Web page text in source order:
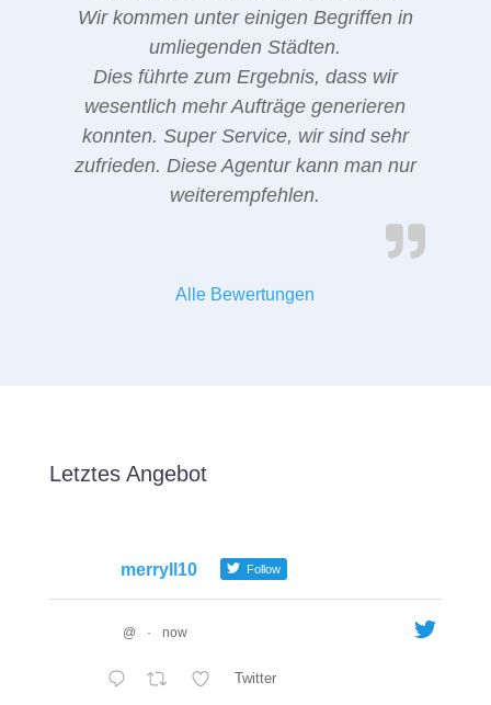
Wir kommen unter einigen Begriffen in
umliegenden Städten.
Dies führte zum Ergebnis, dass wir
wesentlich mehr Aufträge generieren
konnten. Super Service, wir sind sehr
zufrieden. Diese Agentur kann man nur
weiterempfehlen.
Alle Bewertungen
Letztes Angebot
merryll10 Follow
@ · now
Twitter